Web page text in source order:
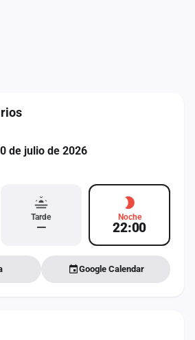
de julio de 2026
Tarde
—
Noche
22:00
Google Calendar